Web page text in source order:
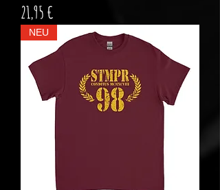
Preis
21,95 €
NEU